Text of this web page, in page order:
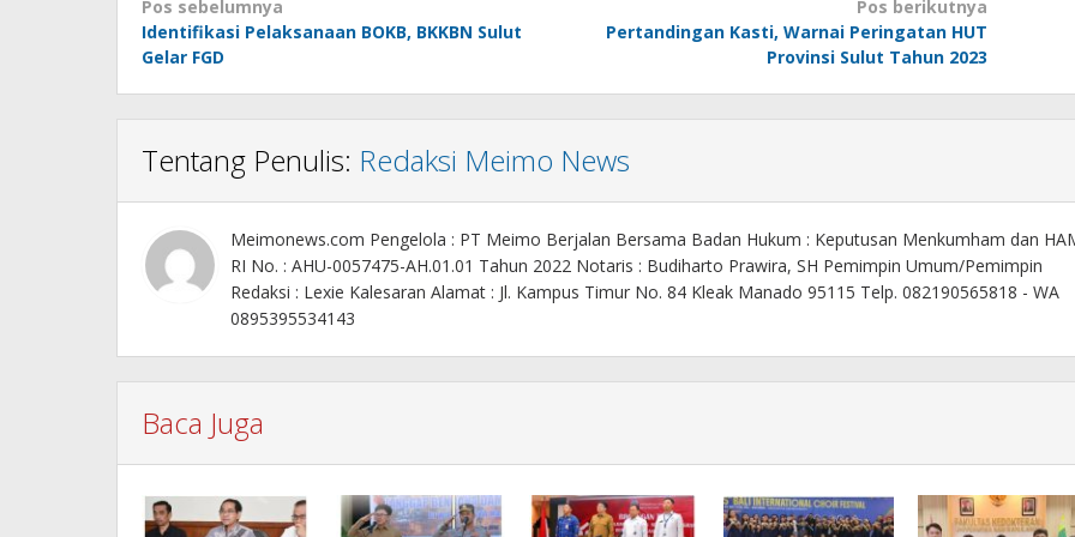
Navigasi
pos
Pos sebelumnya
Identifikasi Pelaksanaan BOKB, BKKBN Sulut
Gelar FGD
Pos berikutnya
Pertandingan Kasti, Warnai Peringatan HUT
Provinsi Sulut Tahun 2023
Tentang Penulis: Redaksi Meimo News
Meimonews.com Pengelola : PT Meimo Berjalan Bersama Badan Hukum : Keputusan Menkumham dan
RI No. : AHU-0057475-AH.01.01 Tahun 2022 Notaris : Budiharto Prawira, SH Pemimpin Umum/Pemimpin
Redaksi : Lexie Kalesaran Alamat : Jl. Kampus Timur No. 84 Kleak Manado 95115 Telp. 082190565818 - WA
0895395534143
Baca Juga